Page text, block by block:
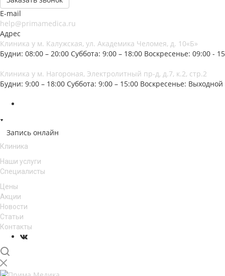
E-mail
help@primamedica.ru
Адрес
Клиника у м. Калужская, ул. Академика Челомея, д. 10«Б»
Будни: 08:00 – 20:00 Суббота: 9:00 – 18:00 Воскресенье: 09:00 -
Клиника у м. Нагороная, Электролитный пр-д, д.7, к.2, стр.2
Будни: 9:00 – 18:00 Суббота: 9:00 – 15:00 Воскресенье: Выходной
Запись онлайн
Клиника
Наши услуги
Специалисты
Цены
Акции
Новости
Статьи
Контакты